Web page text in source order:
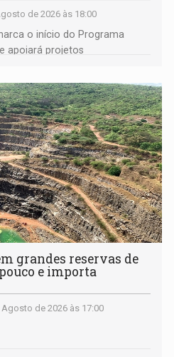
de 2026 às 18:00
o início do Programa
apoiará projetos
poderá ser feita até 1º de
grandes reservas de
e importa
Agosto de 2026 às 17:00